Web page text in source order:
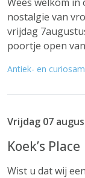
nostalgie van
vrijdag
poortje open
Antiek- en
Vrijdag 07
Koek’s Place
Wist u dat wij